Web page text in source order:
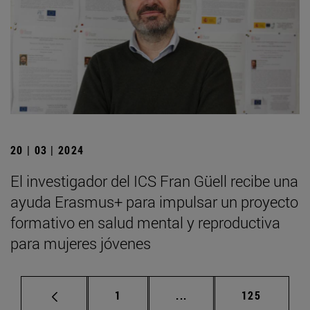
20 | 03 | 2024
El investigador del ICS Fran Güell recibe una
ayuda Erasmus+ para impulsar un proyecto
formativo en salud mental y reproductiva
para mujeres jóvenes
Página
1 ... Páginas intermedias
Página
125